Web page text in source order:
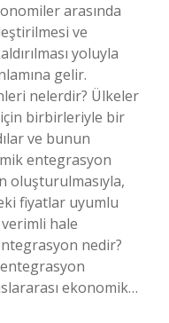
arasında
ve
yoluyla
gelir.
nelerdir? Ülkeler
için birbirleriyle bir
ve bunun
entegrasyon
oluşturulmasıyla,
fiyatlar uyumlu
hale
nedir?
ekonomik…